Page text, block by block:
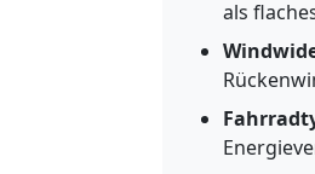
als